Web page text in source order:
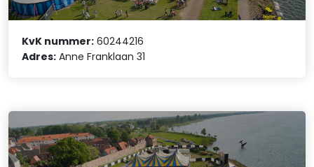
KvK nummer: 60244216
Adres: Anne Franklaan 31